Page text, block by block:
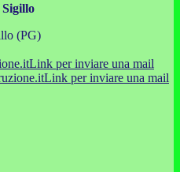
(PG)
Link per inviare una mail
Link per inviare una mail